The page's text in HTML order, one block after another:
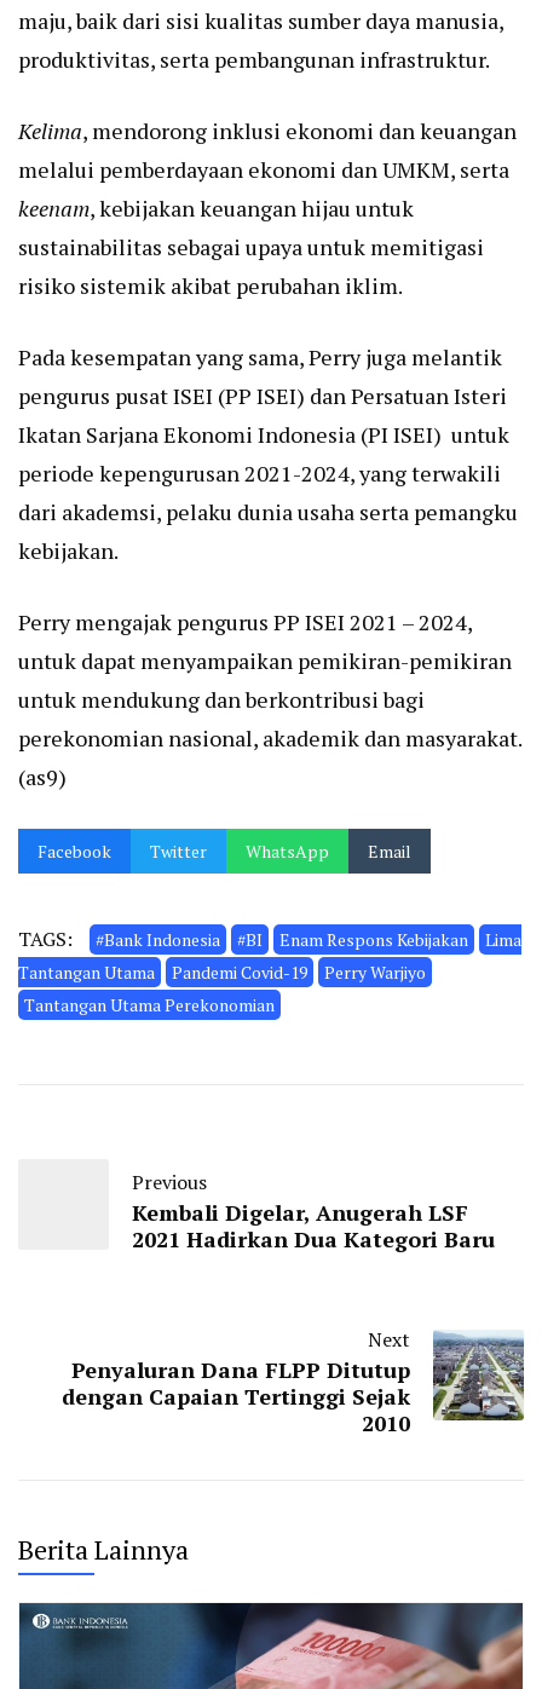
maju, baik dari sisi kualitas sumber daya manusia,
produktivitas, serta pembangunan infrastruktur.
Kelima, mendorong inklusi ekonomi dan keuangan
melalui pemberdayaan ekonomi dan UMKM, serta
keenam, kebijakan keuangan hijau untuk
sustainabilitas sebagai upaya untuk memitigasi
risiko sistemik akibat perubahan iklim.
Pada kesempatan yang sama, Perry juga melantik
pengurus pusat ISEI (PP ISEI) dan Persatuan Isteri
Ikatan Sarjana Ekonomi Indonesia (PI ISEI) untuk
periode kepengurusan 2021-2024, yang terwakili
dari akademsi, pelaku dunia usaha serta pemangku
kebijakan.
Perry mengajak pengurus PP ISEI 2021 – 2024,
untuk dapat menyampaikan pemikiran-pemikiran
untuk mendukung dan berkontribusi bagi
perekonomian nasional, akademik dan masyarakat.
(as9)
Facebook Twitter WhatsApp Email
TAGS: #Bank Indonesia #BI Enam Respons Kebijakan
Lima
Tantangan Utama
Pandemi Covid-19
Perry Warjiyo
Tantangan Utama Perekonomian
Previous
Kembali Digelar, Anugerah LSF
2021 Hadirkan Dua Kategori Baru
Next
Penyaluran Dana FLPP Ditutup
dengan Capaian Tertinggi Sejak
2010
Berita Lainnya